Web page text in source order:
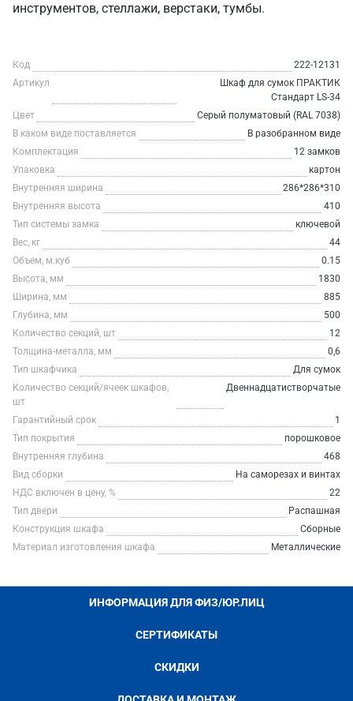
инструментов, стеллажи, верстаки, тумбы.
Код
222-12131
Артикул
Шкаф для сумок ПРАКТИК
Стандарт LS-34
Цвет
Серый полуматовый (RAL 7038)
В каком виде поставляется
В разобранном виде
Комплектация
12 замков
Упаковка
картон
Внутренняя ширина
286*286*310
Внутренняя высота
410
Тип системы замка
ключевой
Вес, кг
44
Объем, м.куб
0.15
Высота, мм
1830
Ширина, мм
885
Глубина, мм
500
Количество секций, шт
12
Толщина-металла, мм
0,6
Тип шкафчика
Для сумок
Количество секций/ячеек шкафов,
шт
Двеннадцатистворчатые
Гарантийный срок
1
Тип покрытия
порошковое
Внутренняя глубина
468
Вид сборки
На саморезах и винтах
НДС включен в цену, %
22
Тип двери
Распашная
Конструкция шкафа
Сборные
Материал изготовления шкафа
Металлические
ИНФОРМАЦИЯ ДЛЯ ФИЗ/ЮР.ЛИЦ
СЕРТИФИКАТЫ
СКИДКИ